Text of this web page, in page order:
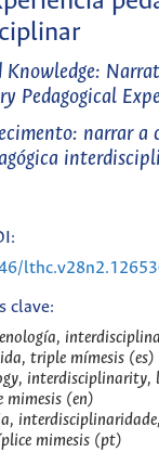
Knowledge:
Pedagogical
narrar
clave:
triple mímesis (es)
interdisciplinarity,
(en)
mimesis (pt)